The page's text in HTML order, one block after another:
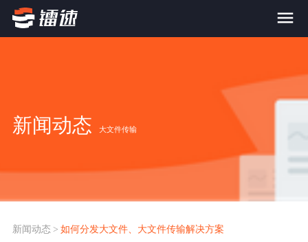
FTP替代升级
案例
新闻动态 大文件传输
新闻动态 > 如何分发大文件、大文件传输解决方案